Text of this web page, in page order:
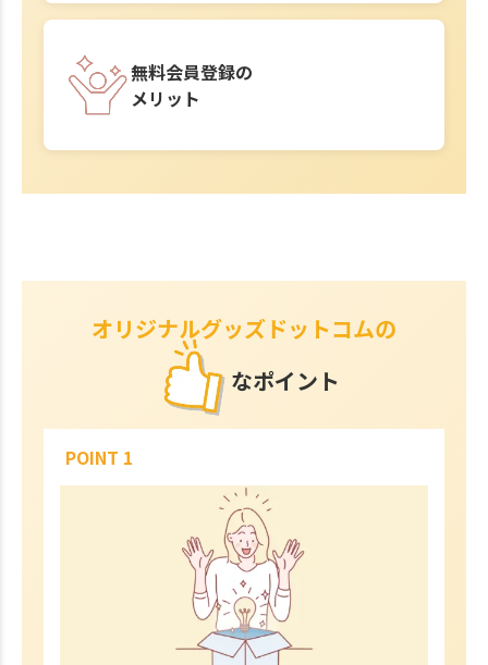
無料会員登録の
メリット
オリジナルグッズドットコムの
なポイント
POINT 1